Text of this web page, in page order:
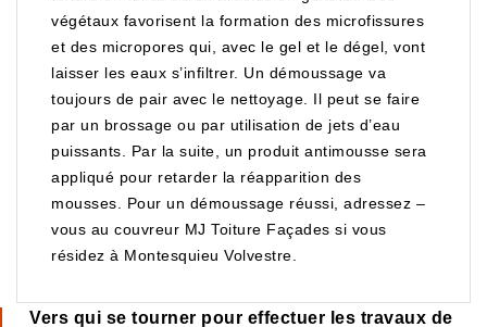
végétaux favorisent la formation des microfissures
et des micropores qui, avec le gel et le dégel, vont
laisser les eaux s’infiltrer. Un démoussage va
toujours de pair avec le nettoyage. Il peut se faire
par un brossage ou par utilisation de jets d’eau
puissants. Par la suite, un produit antimousse sera
appliqué pour retarder la réapparition des
mousses. Pour un démoussage réussi, adressez –
vous au couvreur MJ Toiture Façades si vous
résidez à Montesquieu Volvestre.
Vers qui se tourner pour effectuer les travaux de